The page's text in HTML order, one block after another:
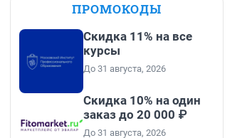
ПРОМОКОДЫ
Скидка 11% на все
курсы
До 31 августа, 2026
Скидка 10% на один
заказ до 20 000 ₽
До 31 августа, 2026